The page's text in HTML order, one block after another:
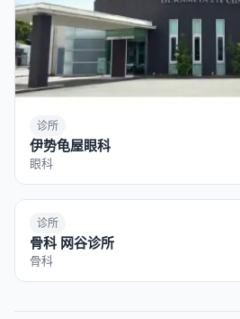
诊所
伊势龟屋眼科
眼科
诊所
骨科 网谷诊所
骨科